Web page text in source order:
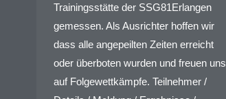
Trainingsstätte der SSG81Erlangen
gemessen. Als Ausrichter hoffen wir
dass alle angepeilten Zeiten erreicht
oder überboten wurden und freuen uns
auf Folgewettkämpfe. Teilnehmer /